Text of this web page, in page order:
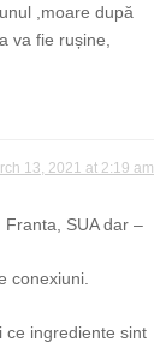
,moare după
va fie rușine,
13, 2021 at 2:19 am
SUA dar –
conexiuni.
ce ingrediente sint